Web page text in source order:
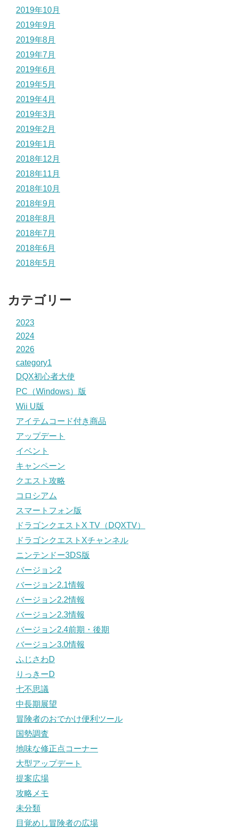
2019年10月
2019年9月
2019年8月
2019年7月
2019年6月
2019年5月
2019年4月
2019年3月
2019年2月
2019年1月
2018年12月
2018年11月
2018年10月
2018年9月
2018年8月
2018年7月
2018年6月
2018年5月
カテゴリー
2023
2024
2026
category1
DQX初心者大使
PC（Windows）版
Wii U版
アイテムコード付き商品
アップデート
イベント
キャンペーン
クエスト攻略
コロシアム
スマートフォン版
ドラゴンクエストX TV（DQXTV）
ドラゴンクエストXチャンネル
ニンテンドー3DS版
バージョン2
バージョン2.1情報
バージョン2.2情報
バージョン2.3情報
バージョン2.4前期・後期
バージョン3.0情報
ふじさわD
りっきーD
七不思議
中長期展望
冒険者のおでかけ便利ツール
国勢調査
地味な修正点コーナー
大型アップデート
提案広場
攻略メモ
未分類
目覚めし冒険者の広場